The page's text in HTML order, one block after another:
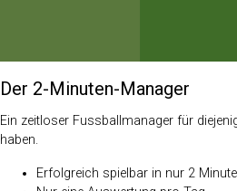
Der 2-Minuten-Manager
Ein zeitloser Fussballmanager für
haben.
Erfolgreich spielbar in nur 2